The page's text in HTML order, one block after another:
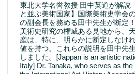
東北大学名誉教授 田中英道が解説
と並ぶ美術国家】国際美術史学会
の副会長を務める田中先生が断定
美術史研究の権威ある見地から、
産は、特に、明らかに断定しなけ
値を持つ。これらの説明を田中先
しました。[Jappan is an artistic
Italy] Dr. Tanaka, who serves as